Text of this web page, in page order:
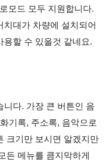
모드 모두 지원합니다.
대가 차량에 설치되어
용할 수 있을것 같네요.
니다. 가장 큰 버튼인 음
기록, 주소록, 음악으로
크기만 보시면 알겠지만
든 메뉴를 큼지막하게